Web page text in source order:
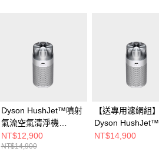
Dyson HushJet™噴射
氣流空氣清淨機
HJ10(銀白色)
NT$12,900
NT$14,900
【送專用濾網組
Dyson
氣流空氣清淨機
NT$14,900